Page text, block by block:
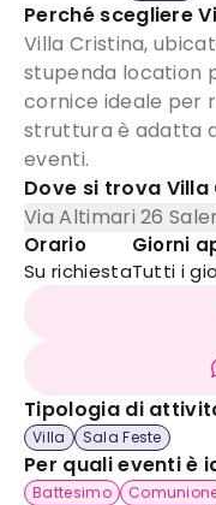
Perché scegliere
Villa Cristina,
stupenda location
cornice ideale per
struttura è adatta
eventi.
Dove si trova Villa
Via Altimari 26
Orario
Su richiesta
Giorni
Tutti i
Tipologia di
Villa Sala Feste
Per quali eventi è
Battesimo